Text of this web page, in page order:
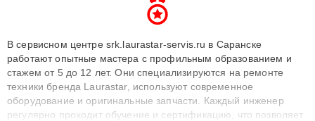
В сервисном центре srk.laurastar-servis.ru в Саранске
работают опытные мастера с профильным образованием и
стажем от 5 до 12 лет. Они специализируются на ремонте
техники бренда Laurastar, используют современное
оборудование и оригинальные запчасти. Каждый инженер
регулярно проходит обучение и сертификацию, что позволяет